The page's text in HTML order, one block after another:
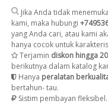
Jika Anda tidak
kami, maka hubungi
yang Anda cari, atau kami
hanya cocok untuk
Terjamin diskon hingga
berikutnya dalam katalog
Hanya peralatan
bertahun- tau.
Sistim pembayan fleksibel.